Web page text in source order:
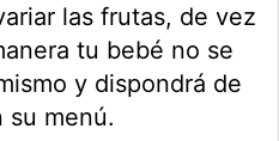
las frutas, de vez
tu bebé no se
y dispondrá de
su menú.